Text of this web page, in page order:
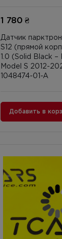
1 780 ₴
Датчик
S12 (прямой
1.0 (Solid Black –
Model S 2012-
1048474-01-A
Добавить в